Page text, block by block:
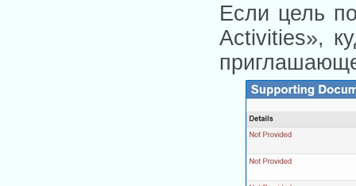
Если цель
Activities»,